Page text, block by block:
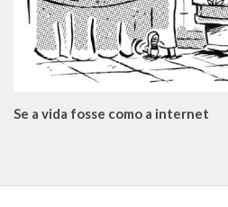
Se a vida fosse como a internet